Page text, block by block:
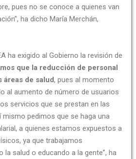
pues no se conoce a quienes van
ha dicho María Merchán,
ha exigido al Gobierno la revisión de
que la reducción de personal
áreas de salud, pues al momento
al aumento de número de usuarios
servicios que se prestan en las
mismo pedimos que se haga una
a quienes estamos expuestos a
ya que trabajamos
la salud o educando a la gente”, ha